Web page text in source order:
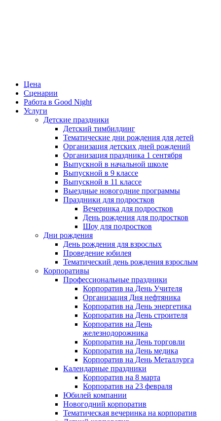
Цена
Сценарии
Работа в Good Night
Услуги
Детские праздники
Детский тимбилдинг
Тематические дни рождения для детей
Организация детских дней рождений
Организация праздника 1 сентября
Выпускной в начальной школе
Выпускной в 9 классе
Выпускной в 11 классе
Выездные новогодние программы
Праздники для подростков
Вечеринка для подростков
День рождения для подростков
Шоу для подростков
Дни рождения
День рождения для взрослых
Проведение юбилея
Тематический день рождения взрослым
Корпоративы
Профессиональные праздники
Корпоратив на День Учителя
Организация Дня нефтяника
Корпоратив на День энергетика
Корпоратив на День строителя
Корпоратив на День
железнодорожника
Корпоратив на День торговли
Корпоратив на День медика
Корпоратив на День Металлурга
Календарные праздники
Корпоратив на 8 марта
Корпоратив на 23 февраля
Юбилей компании
Новогодний корпоратив
Тематическая вечеринка на корпоратив